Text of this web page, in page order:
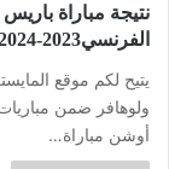
نتيجة مباراة
الفرنسي2023-2024
يتيح لكم موقع
أوشن مباراة…